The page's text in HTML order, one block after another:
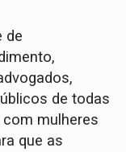
de
de todas
mulheres
que as